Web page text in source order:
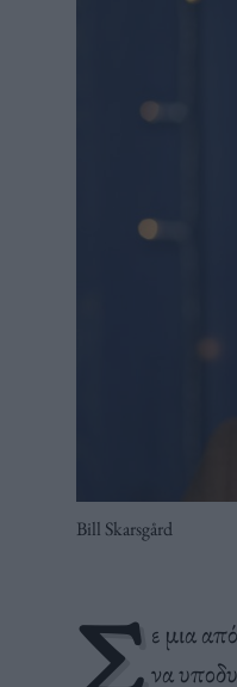
Bill Skarsgård
ε μια
να